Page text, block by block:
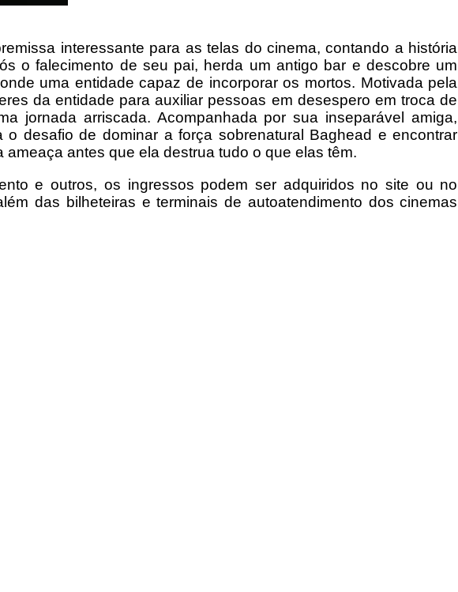
interessante para as telas do cinema, contando a história
o falecimento de seu pai, herda um antigo bar e descobre um
uma entidade capaz de incorporar os mortos. Motivada pela
da entidade para auxiliar pessoas em desespero em troca de
jornada arriscada. Acompanhada por sua inseparável amiga,
o desafio de dominar a força sobrenatural Baghead e encontrar
ameaça antes que ela destrua tudo o que elas têm.
e outros, os ingressos podem ser adquiridos no site ou no
das bilheteiras e terminais de autoatendimento dos cinemas